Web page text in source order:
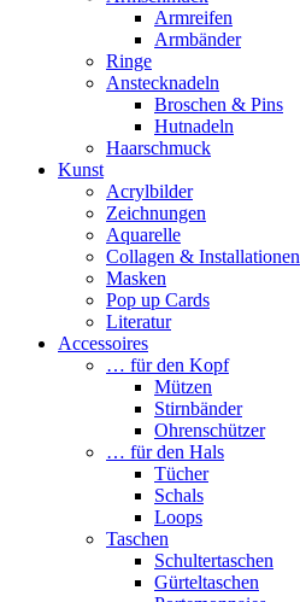
Armreifen
Armbänder
Ringe
Anstecknadeln
Broschen & Pins
Hutnadeln
Haarschmuck
Kunst
Acrylbilder
Zeichnungen
Aquarelle
Collagen & Installationen
Masken
Pop up Cards
Literatur
Accessoires
… für den Kopf
Mützen
Stirnbänder
Ohrenschützer
… für den Hals
Tücher
Schals
Loops
Taschen
Schultertaschen
Gürteltaschen